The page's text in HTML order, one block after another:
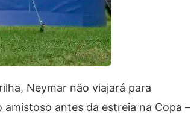
Neymar não viajará para
antes da estreia na Copa –